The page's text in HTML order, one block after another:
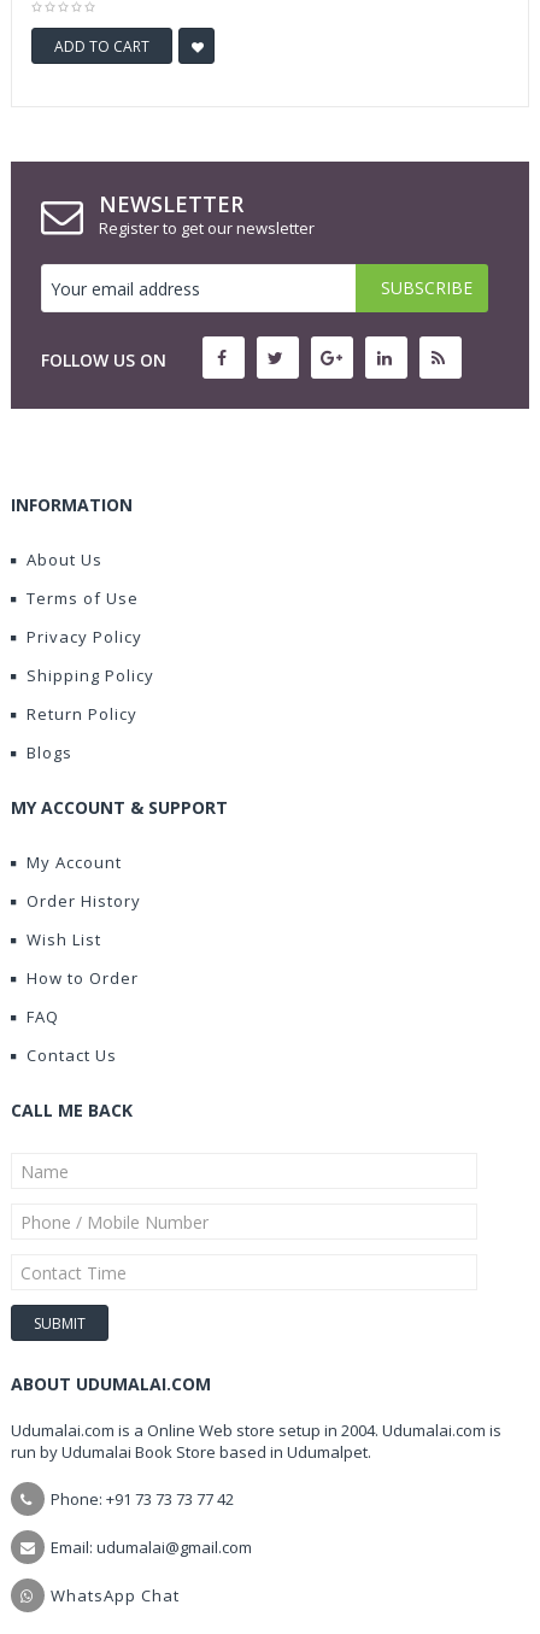
ADD TO CART
NEWSLETTER
Register to get our newsletter
FOLLOW US ON
INFORMATION
About Us
Terms of Use
Privacy Policy
Shipping Policy
Return Policy
Blogs
MY ACCOUNT & SUPPORT
My Account
Order History
Wish List
How to Order
FAQ
Contact Us
CALL ME BACK
ABOUT UDUMALAI.COM
Udumalai.com is a Online Web store setup in 2004. Udumalai.com is
run by Udumalai Book Store based in Udumalpet.
Phone: +91 73 73 73 77 42
Email: udumalai@gmail.com
WhatsApp Chat